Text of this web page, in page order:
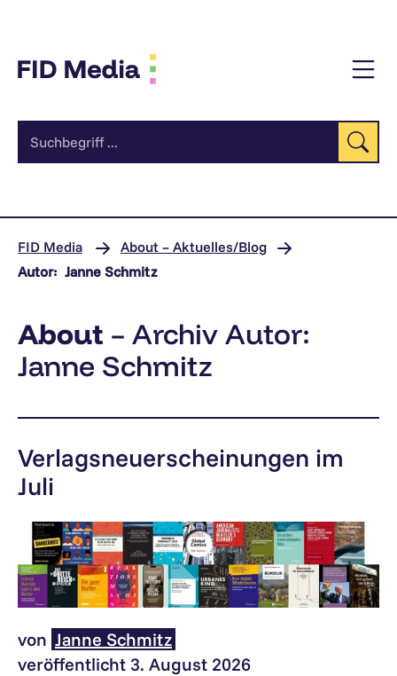
FID Media
About – Aktuelles/Blog
Autor: Janne Schmitz
About – Archiv Autor:
Janne Schmitz
Verlagsneuerscheinungen im
Juli
von Janne Schmitz
veröffentlicht 3. August 2026